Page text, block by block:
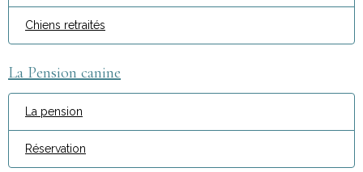
Chiens retraités
La Pension canine
La pension
Réservation